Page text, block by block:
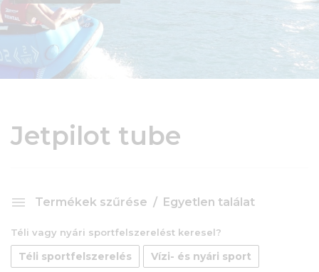
Jetpilot tube
Termékek szűrése Egyetlen találat
Téli vagy nyári sportfelszerelést keresel?
Téli sportfelszerelés Vízi- és nyári sport